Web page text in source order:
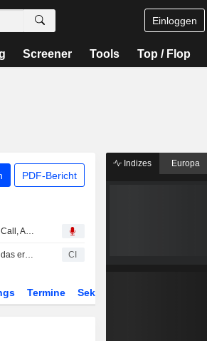
Einloggen
Screener Tools Top / Flop
PDF-Bericht
UPL Limited, Q1 2027 Earnings Call, Aug 03, 2026
UPL Limited legt Ergebnisse für das erste Quartal zum 30. Juni 2026 vor CI
Termine Sektor
Indizes Europa